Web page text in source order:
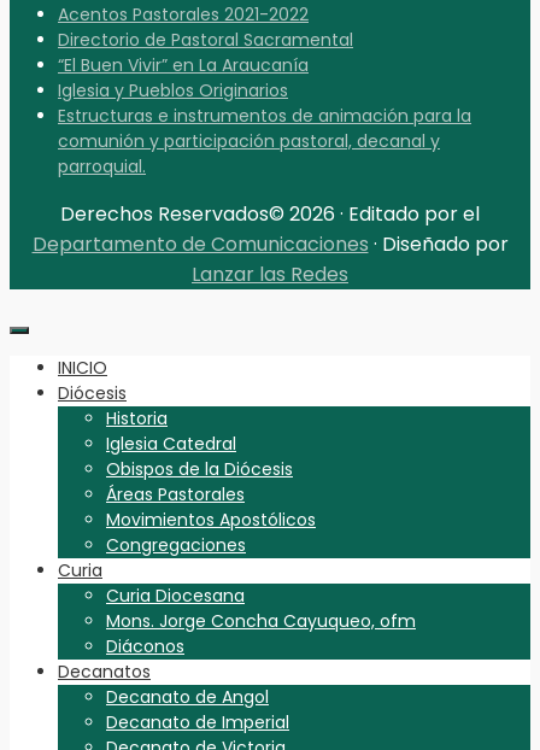
Acentos Pastorales 2021-2022
Directorio de Pastoral Sacramental
“El Buen Vivir” en La Araucanía
Iglesia y Pueblos Originarios
Estructuras e instrumentos de animación para la
comunión y participación pastoral, decanal y
parroquial.
Derechos Reservados© 2026 · Editado por el
Departamento de Comunicaciones · Diseñado por
Lanzar las Redes
INICIO
Diócesis
Historia
Iglesia Catedral
Obispos de la Diócesis
Áreas Pastorales
Movimientos Apostólicos
Congregaciones
Curia
Curia Diocesana
Mons. Jorge Concha Cayuqueo, ofm
Diáconos
Decanatos
Decanato de Angol
Decanato de Imperial